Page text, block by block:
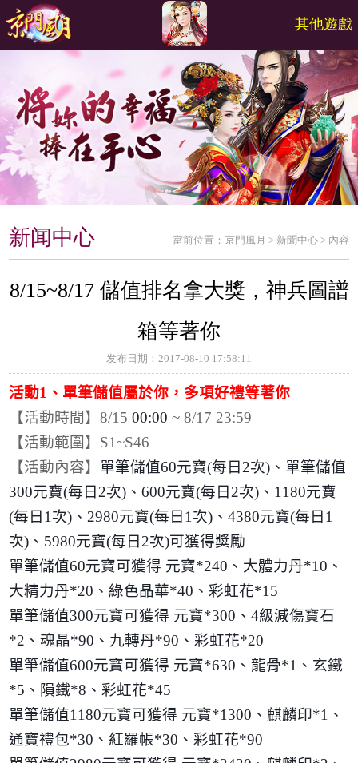
其他遊戲
新闻中心 當前位置： 京門風月 > 新聞中心> 內容
8/15~8/17 儲值排名拿大獎，神兵圖譜
箱等著你
发布日期：2017-08-10 17:58:11
活動1 、單筆儲值屬於你，多項好禮等著你
【活動時間】8/1500:00 ~ 8/17 23:59
【活動範圍】 S1~S46
【活動內容】 單筆儲值60元寶(每日2次) 、單筆儲值
300元寶(每日2次) 、600元寶(每日2次) 、 1180元寶
(每日 1次) 、2980元寶(每日 1次) 、4380元寶(每日 1
次) 、 5980元寶(每日2次)可獲得獎勵
單筆儲值60元寶可獲得 元寶*240 、大體力丹*10 、
大精力丹*20 、綠色晶華*40 、彩虹花*15
單筆儲值300元寶可獲得 元寶*300 、4級減傷寶石
*2 、魂晶*90 、九轉丹*90 、彩虹花*20
單筆儲值600元寶可獲得 元寶*630 、龍骨*1 、玄鐵
*5 、隕鐵*8 、彩虹花*45
單筆儲值1180元寶可獲得 元寶*1300 、麒麟印*1 、
通寶禮包*30 、紅羅帳*30 、彩虹花*90